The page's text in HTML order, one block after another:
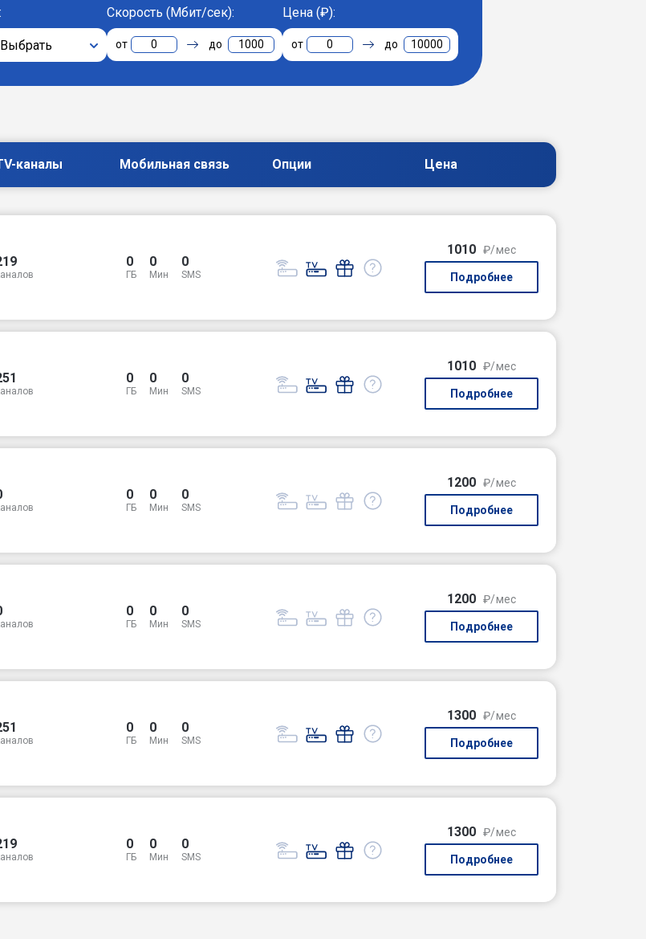
Выбрать
Скорость (Мбит/сек):
0 1000
Цена (₽):
0 10000
каналы Мобильная связь Опции Цена
0
ГБ
0
Мин
0
SMS
1010 ₽/мес
Подробнее
0
ГБ
0
Мин
0
SMS
1010 ₽/мес
Подробнее
0
ГБ
0
Мин
0
SMS
1200 ₽/мес
Подробнее
0
ГБ
0
Мин
0
SMS
1200 ₽/мес
Подробнее
0
ГБ
0
Мин
0
SMS
1300 ₽/мес
Подробнее
0
ГБ
0
Мин
0
SMS
1300 ₽/мес
Подробнее